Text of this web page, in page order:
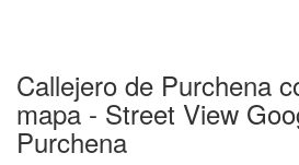
Callejero de Purchena
mapa - Street View
Purchena